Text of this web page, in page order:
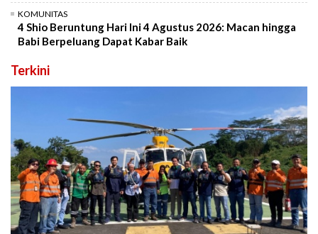
KOMUNITAS
4 Shio Beruntung Hari Ini 4 Agustus 2026: Macan hingga
Babi Berpeluang Dapat Kabar Baik
Terkini